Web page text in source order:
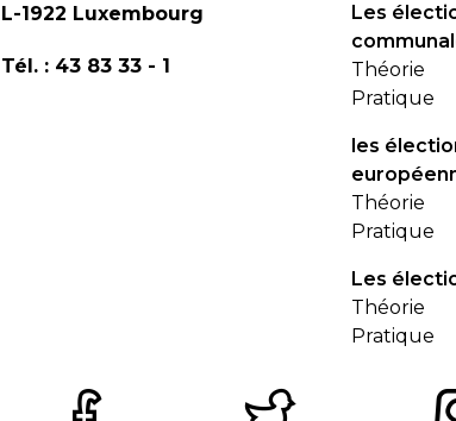
L-1922 Luxembourg
Tél. : 43 83 33 - 1
Les
Théorie
Pratique
les
Théorie
Pratique
Les
Théorie
Pratique